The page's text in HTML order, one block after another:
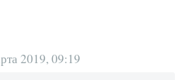
2019, 09:19